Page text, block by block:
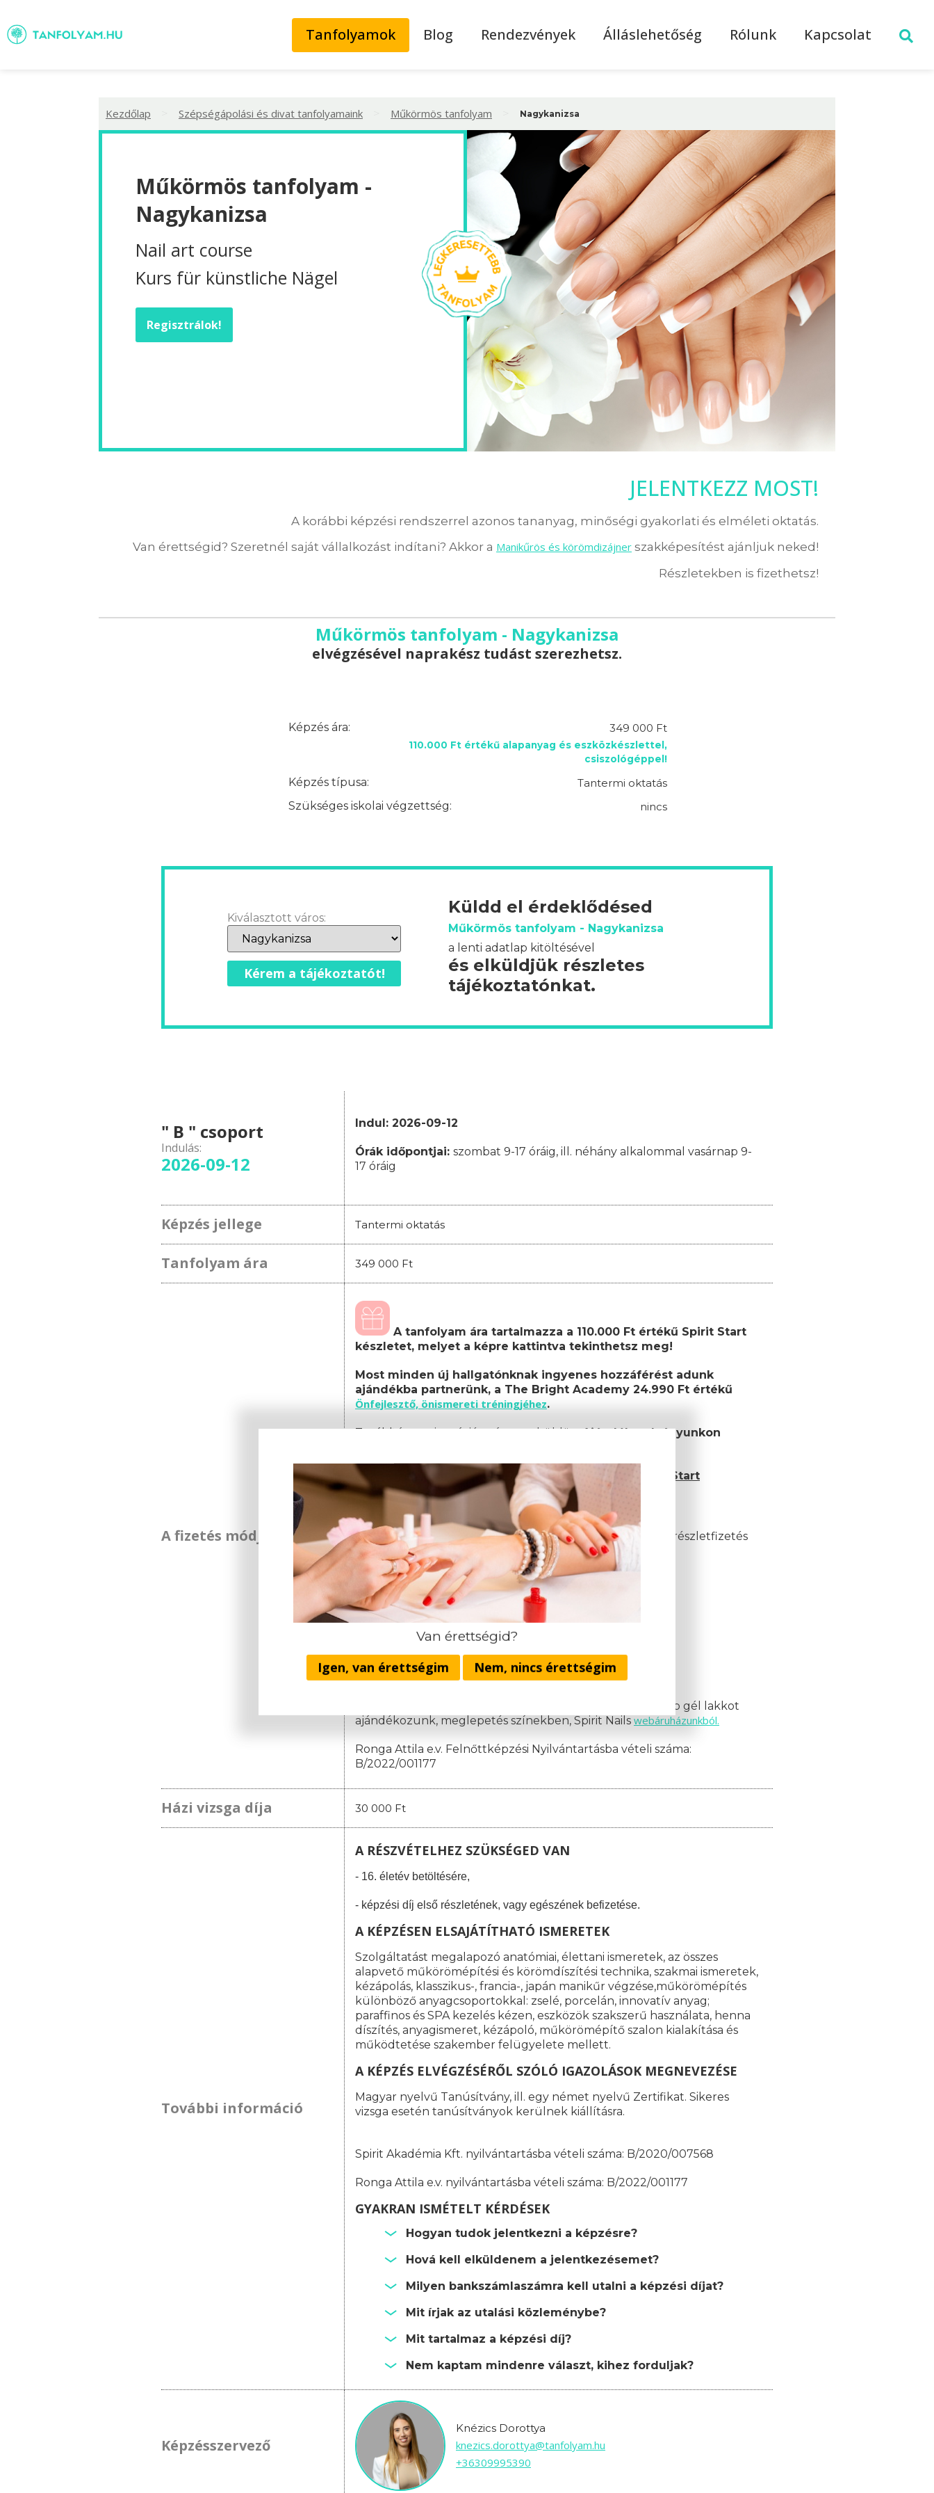
Tanfolyamok Blog Rendezvények Álláslehetőség Rólunk Kapcsolat
Van érettségid?
Igen, van érettségim Nem, nincs érettségim
Kezdőlap Szépségápolási és divat tanfolyamaink Műkörmös tanfolyam Nagykanizsa
Műkörmös tanfolyam -
Nagykanizsa
Nail art course
Kurs für künstliche Nägel
Regisztrálok!
JELENTKEZZ MOST!
A korábbi képzési rendszerrel azonos tananyag, minőségi gyakorlati és elméleti oktatás.
Van érettségid? Szeretnél saját vállalkozást indítani? Akkor a Manikűrös és körömdizájner szakképesítést ajánljuk neked!
Részletekben is fizethetsz!
Műkörmös tanfolyam - Nagykanizsa
elvégzésével naprakész tudást szerezhetsz.
Képzés ára: 349 000 Ft
110.000 Ft értékű alapanyag és eszközkészlettel,
csiszológéppel!
Képzés típusa:
Tantermi oktatás
Szükséges iskolai végzettség:
nincs
Kiválasztott város:
Kérem a tájékoztatót!
Küldd el érdeklődésed
Műkörmös tanfolyam - Nagykanizsa
a lenti adatlap kitöltésével
és elküldjük részletes
tájékoztatónkat.
" B " csoport
Indulás:
2026-09-12
Indul: 2026-09-12
Órák időpontjai: szombat 9-17 óráig, ill. néhány alkalommal vasárnap 9-
17 óráig
Képzés jellege Tantermi oktatás
Tanfolyam ára 349 000 Ft
A fizetés módja
A tanfolyam ára tartalmazza a 110.000 Ft értékű Spirit Start
készletet, melyet a képre kattintva tekinthetsz meg!
Most minden új hallgatónknak ingyenes hozzáférést adunk
ajándékba partnerünk, a The Bright Academy 24.990 Ft értékű
Önfejlesztő, önismereti tréningjéhez.
Továbbá a regisztráció után megküldöttAjándékutalványunkon
A képzés teljes költsége, amely tartalmazza a Spirit Start
csomagot:
Képzési díj: 349.000 Ft (egyösszegű befizetés esetén)
Amennyiben nem egyösszegű befizetést választ, akkor a részletfizetés
az alábbiak szerint alakul:
1. részlet: 19.000 Ft(a jelentkezéskor)
2. részlet: 130.000 Ft(a képzés megnyitójáig)
3. részlet:100.000 Ft
(a negyedik oktatási napig)
4. részlet
100.000 Ft(a nyolcadik oktatási napig)
Nincsenek rejtett költségek és rejtett információk!
Egyösszegű befizetés esetén minden hallgatónknak 10 db gél lakkot
ajándékozunk, meglepetés színekben, Spirit Nails webáruházunkból.
Ronga Attila e.v. Felnőttképzési Nyilvántartásba vételi száma:
B/2022/001177
Házi vizsga díja 30 000 Ft
További információ
A RÉSZVÉTELHEZ SZÜKSÉGED VAN
- 16. életév betöltésére,
- képzési díj első részletének, vagy egészének befizetése.
A KÉPZÉSEN ELSAJÁTÍTHATÓ ISMERETEK
Szolgáltatást megalapozó anatómiai, élettani ismeretek, az összes
alapvető műkörömépítési és körömdíszítési technika, szakmai ismeretek,
kézápolás, klasszikus-, francia-, japán manikűr végzése,műkörömépítés
különböző anyagcsoportokkal: zselé, porcelán, innovatív anyag;
paraffinos és SPA kezelés kézen, eszközök szakszerű használata, henna
díszítés, anyagismeret, kézápoló, műkörömépítő szalon kialakítása és
működtetése szakember felügyelete mellett.
A KÉPZÉS ELVÉGZÉSÉRŐL SZÓLÓ IGAZOLÁSOK MEGNEVEZÉSE
Magyar nyelvű Tanúsítvány, ill. egy német nyelvű Zertifikat. Sikeres
vizsga esetén tanúsítványok kerülnek kiállításra.
Spirit Akadémia Kft. nyilvántartásba vételi száma: B/2020/007568
Ronga Attila e.v. nyilvántartásba vételi száma: B/2022/001177
GYAKRAN ISMÉTELT KÉRDÉSEK
Hogyan tudok jelentkezni a képzésre?
Hová kell elküldenem a jelentkezésemet?
Milyen bankszámlaszámra kell utalni a képzési díjat?
Mit írjak az utalási közleménybe?
Mit tartalmaz a képzési díj?
Nem kaptam mindenre választ, kihez forduljak?
Képzésszervező
Knézics Dorottya
knezics.dorottya@tanfolyam.hu
+36309995390